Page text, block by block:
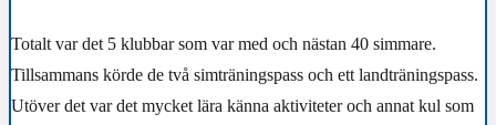
Totalt var det 5 klubbar som var med och nästan 40 simmare.
Tillsammans körde de två simträningspass och ett landträningspass.
Utöver det var det mycket lära känna aktiviteter och annat kul som